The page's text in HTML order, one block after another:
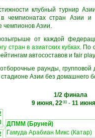
клубный турнир
чемпионатах стран Азии
чемпионов Азии.
от каждой
стран в азиатских кубках. По
автосоставов и fair
раунды,
Азии без домашнего
1/2 финала
9 июня, 2200- 11
ДПММ (Бруней)
Гамуда Арабиан Микс (Катар)